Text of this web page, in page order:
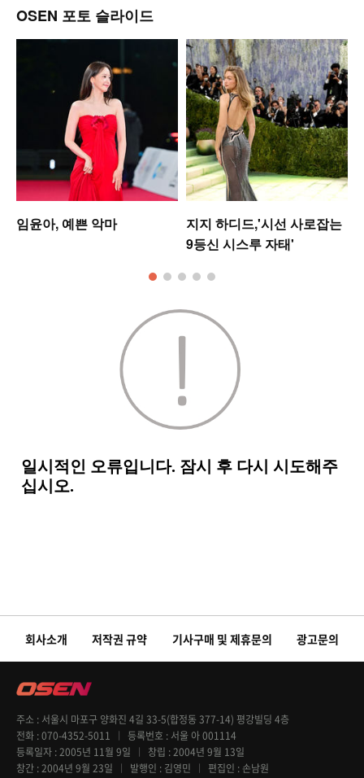
OSEN 포토 슬라이드
임윤아, 예쁜 악마
지지 하디드,'시선 사로잡는
9등신 시스루 자태'
회사소개 저작권 규약 기사구매 및 제휴문의 광고문의
주소
서울시 마포구 양화진 4길 33-5(합정동 377-14) 평강빌딩 4층
전화 070-4352-5011 등록번호
서울 아 001114
등록일자 2005년 11월 9일 창립 2004년 9월 13일
창간 2004년 9월 23일 발행인 김영민 편집인
손남원